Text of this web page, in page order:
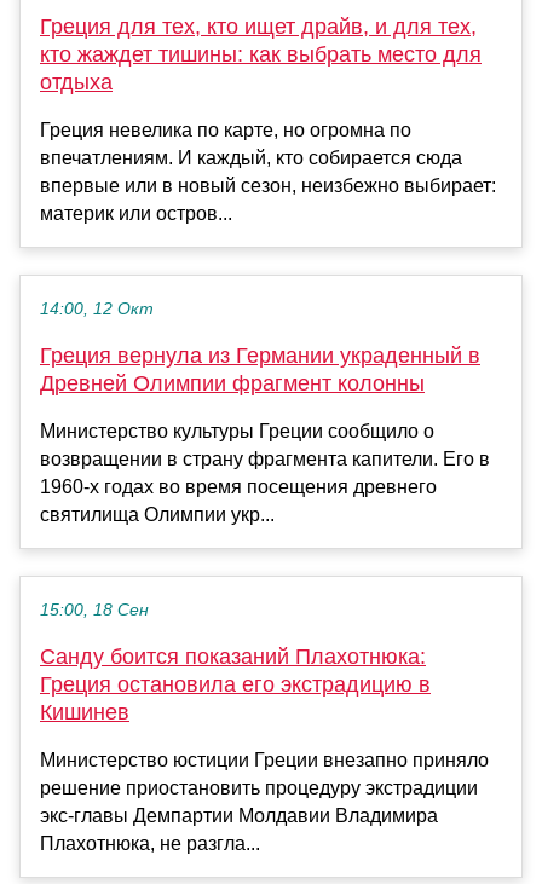
Греция для тех, кто ищет драйв, и для тех,
кто жаждет тишины: как выбрать место для
отдыха
Греция невелика по карте, но огромна по
впечатлениям. И каждый, кто собирается сюда
впервые или в новый сезон, неизбежно выбирает:
материк или остров...
14:00, 12 Окт
Греция вернула из Германии украденный в
Древней Олимпии фрагмент колонны
Министерство культуры Греции сообщило о
возвращении в страну фрагмента капители. Его в
1960-х годах во время посещения древнего
святилища Олимпии укр...
15:00, 18 Сен
Санду боится показаний Плахотнюка:
Греция остановила его экстрадицию в
Кишинев
Министерство юстиции Греции внезапно приняло
решение приостановить процедуру экстрадиции
экс-главы Демпартии Молдавии Владимира
Плахотнюка, не разгла...